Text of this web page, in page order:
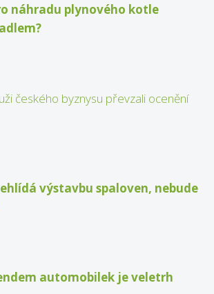
náhradu plynového kotle
českého byznysu převzali ocenění
výstavbu spaloven, nebude
automobilek je veletrh